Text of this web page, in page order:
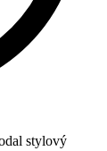
stylový